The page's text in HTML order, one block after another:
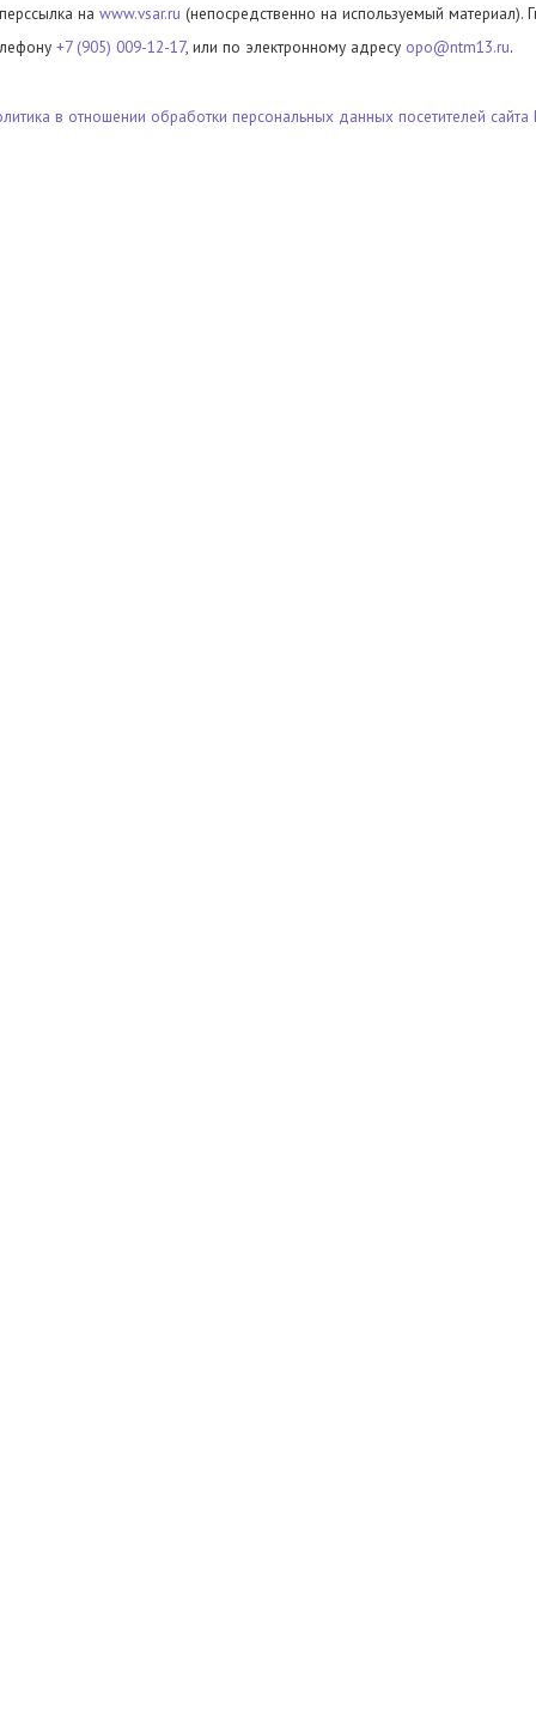
на www.vsar.ru (непосредственно на используемый материал).
+7 (905) 009-12-17, или по электронному адресу opo@ntm13.ru.
в отношении обработки персональных данных посетителей